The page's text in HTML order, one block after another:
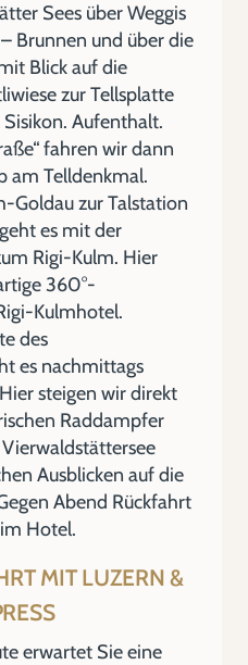
Sees über Weggis
Brunnen und über die
Blick auf die
zur Tellsplatte
Aufenthalt.
fahren wir dann
am Telldenkmal.
Goldau zur Talstation
es mit der
Rigi-Kulm. Hier
360°-
Kulmhotel.
des
es nachmittags
steigen wir direkt
Raddampfer
Ausblicken auf die
Abend Rückfahrt
Hotel.
MIT LUZERN &
erwartet Sie eine